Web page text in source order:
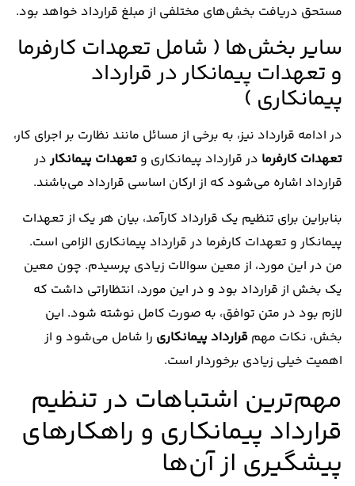
مستحق دریافت بخش‌های مختلفی از مبلغ قرارداد خواهد بود.
سایر بخش‌ها ( شامل تعهدات کارفرما
و تعهدات پیمانکار در قرارداد
پیمانکاری )
در ادامه قرارداد نیز، به برخی از مسائل مانند نظارت بر اجرای کار،
تعهدات کارفرما در قرارداد پیمانکاری و تعهدات پیمانکاردر
قرارداد اشاره می‌شود که از ارکان اساسی قرارداد می‌باشند.
بنابراین برای تنظیم یک قرارداد کارآمد، بیان هر یک از تعهدات
پیمانکار و تعهدات کارفرما در قرارداد پیمانکاری الزامی است.
من در این مورد، از معین سوالات زیادی پرسیدم. چون معین
یک بخش از قرارداد بود و در این مورد، انتظاراتی داشت که
لازم بود در متن توافق، به صورت کامل نوشته شود. این
بخش، نکات مهم قرارداد پیمانکاری را شامل می‌شود و از
اهمیت خیلی زیادی برخوردار است.
مهم‌ترین اشتباهات در تنظیم
قرارداد پیمانکاری و راهکارهای
پیشگیری از آن‌ها